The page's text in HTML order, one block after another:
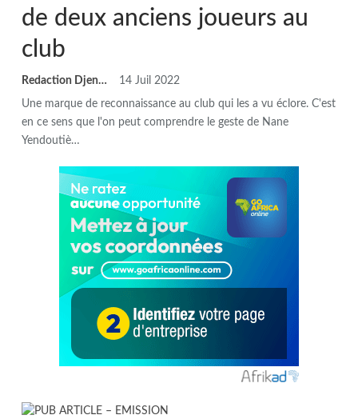
de deux anciens joueurs au
club
Redaction DjenaSport 14 Juil 2022
Une marque de reconnaissance au club qui les a vu éclore. C'est
en ce sens que l'on peut comprendre le geste de Nane
Yendoutiè…